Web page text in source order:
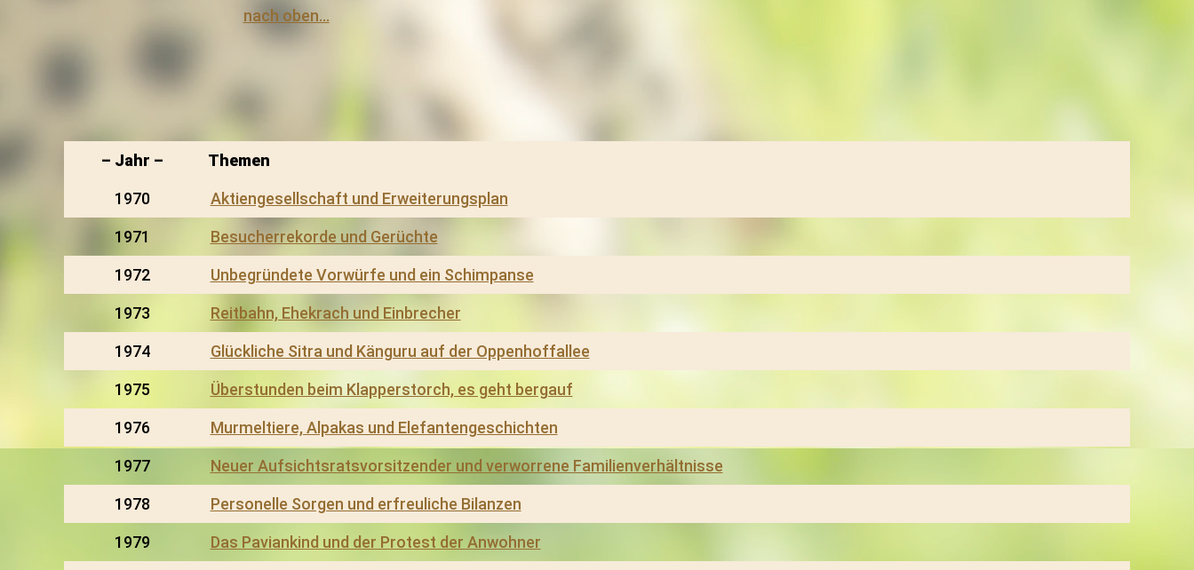
nach oben…
– Jahr – Themen
1970 Aktiengesellschaft und Erweiterungsplan
1971 Besucherrekorde und Gerüchte
1972 Unbegründete Vorwürfe und ein Schimpanse
1973 Reitbahn, Ehekrach und Einbrecher
1974 Glückliche Sitra und Känguru auf der Oppenhoffallee
1975 Überstunden beim Klapperstorch, es geht bergauf
1976 Murmeltiere, Alpakas und Elefantengeschichten
1977 Neuer Aufsichtsratsvorsitzender und verworrene Familienverhältnisse
1978 Personelle Sorgen und erfreuliche Bilanzen
1979 Das Paviankind und der Protest der Anwohner